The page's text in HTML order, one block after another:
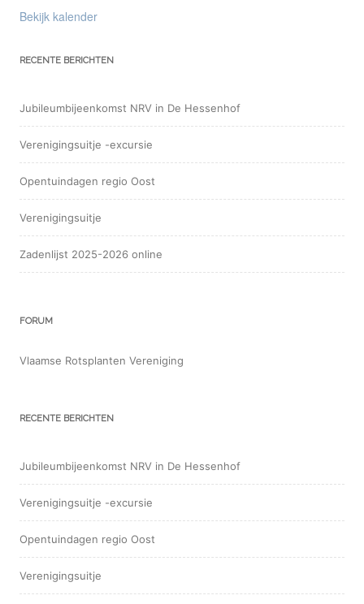
Bekijk kalender
RECENTE BERICHTEN
Jubileumbijeenkomst NRV in De Hessenhof
Verenigingsuitje -excursie
Opentuindagen regio Oost
Verenigingsuitje
Zadenlijst 2025-2026 online
FORUM
Vlaamse Rotsplanten Vereniging
RECENTE BERICHTEN
Jubileumbijeenkomst NRV in De Hessenhof
Verenigingsuitje -excursie
Opentuindagen regio Oost
Verenigingsuitje